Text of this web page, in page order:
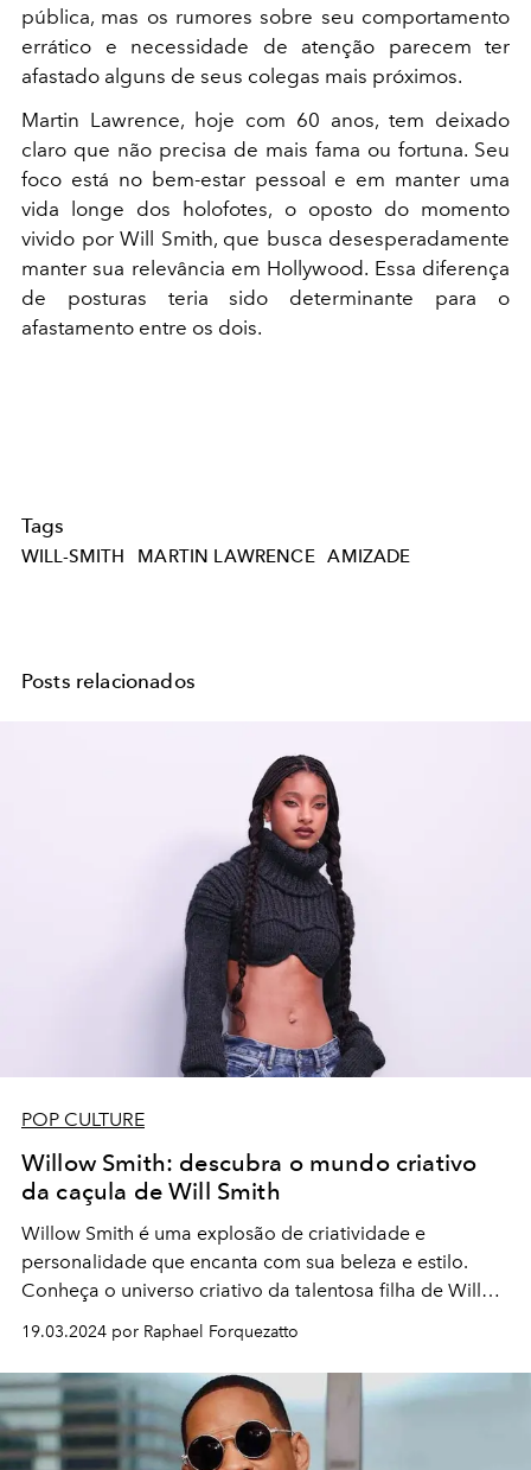
pública, mas os rumores sobre seu comportamento
errático e necessidade de atenção parecem ter
afastado alguns de seus colegas mais próximos.
Martin Lawrence, hoje com 60 anos, tem deixado
claro que não precisa de mais fama ou fortuna. Seu
foco está no bem-estar pessoal e em manter uma
vida longe dos holofotes, o oposto do momento
vivido por Will Smith, que busca desesperadamente
manter sua relevância em Hollywood. Essa diferença
de posturas teria sido determinante para o
afastamento entre os dois.
Tags
WILL-SMITH MARTIN LAWRENCE AMIZADE
Posts relacionados
POP CULTURE
Willow Smith: descubra o mundo criativo
da caçula de Will Smith
Willow Smith é uma explosão de criatividade e
personalidade que encanta com sua beleza e estilo.
Conheça o universo criativo da talentosa filha de Will
19.03.2024 por Raphael Forquezatto